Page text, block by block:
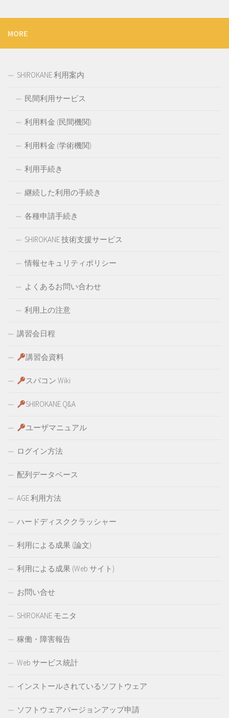
MORE
SHIROKANE 利用案内
民間利用サービス
利用料金 (民間機関)
利用料金 (学術機関)
利用手続き
継続した利用の手続き
各種申請手続き
SHIROKANE 技術支援サービス
情報セキュリティポリシー
よくあるお問い合わせ
利用上の注意
講習会日程
講習会資料
スパコン Wiki
SHIROKANE Q&A
ユーザマニュアル
ログイン方法
配列データベース
AGE 利用方法
ハードディスククラッシャー
利用による成果 (論文)
利用による成果 (Web サイト)
お問い合せ
SHIROKANE モニタ
稼働・障害報告
Web サービス統計
インストールされているソフトウェア
ソフトウェアバージョンアップ申請